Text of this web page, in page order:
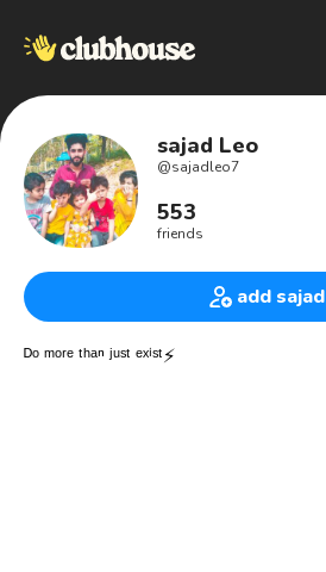
sajad Leo
@sajadleo7
553
friends
add sajad
ᴰᵒ ᵐᵒʳᵉ ᵗʰᵃⁿ ʲᵘˢᵗ ᵉˣⁱˢᵗ⚡